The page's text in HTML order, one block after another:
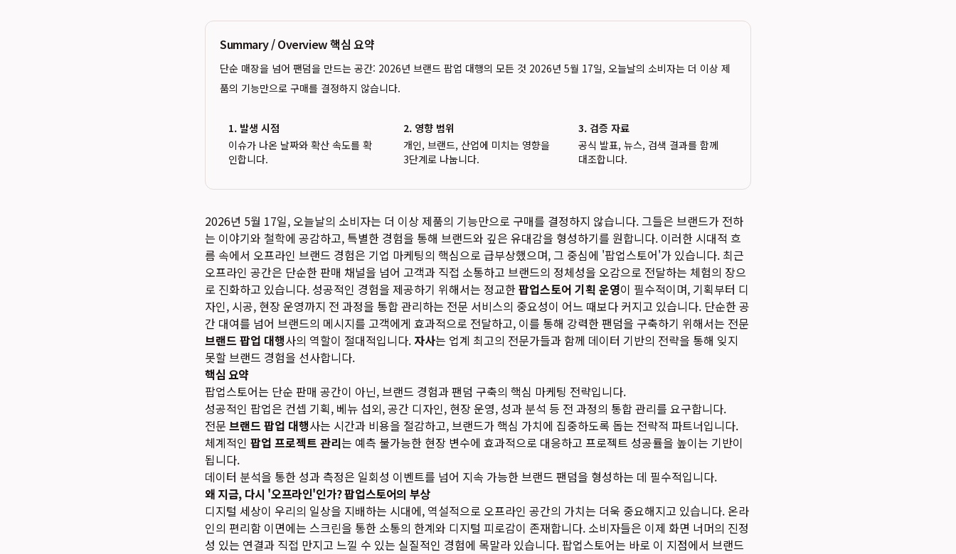
Summary / Overview 핵심 요약
단순 매장을 넘어 팬덤을 만드는 공간: 2026년 브랜드 팝업 대행의 모든 것 2026년 5월 17일, 오늘날의 소비자는 더 이상 제
품의 기능만으로 구매를 결정하지 않습니다.
1. 발생 시점
이슈가 나온 날짜와 확산 속도를 확
인합니다.
2. 영향 범위
개인, 브랜드, 산업에 미치는 영향을
3단계로 나눕니다.
3. 검증 자료
공식 발표, 뉴스, 검색 결과를 함께
대조합니다.
2026년 5월 17일, 오늘날의 소비자는 더 이상 제품의 기능만으로 구매를 결정하지 않습니다. 그들은 브랜드가 전하
는 이야기와 철학에 공감하고, 특별한 경험을 통해 브랜드와 깊은 유대감을 형성하기를 원합니다. 이러한 시대적 흐
름 속에서 오프라인 브랜드 경험은 기업 마케팅의 핵심으로 급부상했으며, 그 중심에 '팝업스토어'가 있습니다. 최근
오프라인 공간은 단순한 판매 채널을 넘어 고객과 직접 소통하고 브랜드의 정체성을 오감으로 전달하는 체험의 장으
로 진화하고 있습니다. 성공적인 경험을 제공하기 위해서는 정교한팝업스토어 기획 운영이 필수적이며, 기획부터 디
자인, 시공, 현장 운영까지 전 과정을 통합 관리하는 전문 서비스의 중요성이 어느 때보다 커지고 있습니다. 단순한 공
간 대여를 넘어 브랜드의 메시지를 고객에게 효과적으로 전달하고, 이를 통해 강력한 팬덤을 구축하기 위해서는 전문
브랜드 팝업 대행사의 역할이 절대적입니다. 자사는 업계 최고의 전문가들과 함께 데이터 기반의 전략을 통해 잊지
못할 브랜드 경험을 선사합니다.
핵심 요약
팝업스토어는 단순 판매 공간이 아닌, 브랜드 경험과 팬덤 구축의 핵심 마케팅 전략입니다.
성공적인 팝업은 컨셉 기획, 베뉴 섭외, 공간 디자인, 현장 운영, 성과 분석 등 전 과정의 통합 관리를 요구합니다.
전문 브랜드 팝업 대행사는 시간과 비용을 절감하고, 브랜드가 핵심 가치에 집중하도록 돕는 전략적 파트너입니다.
체계적인 팝업 프로젝트 관리는 예측 불가능한 현장 변수에 효과적으로 대응하고 프로젝트 성공률을 높이는 기반이
됩니다.
데이터 분석을 통한 성과 측정은 일회성 이벤트를 넘어 지속 가능한 브랜드 팬덤을 형성하는 데 필수적입니다.
왜 지금, 다시 '오프라인'인가? 팝업스토어의 부상
디지털 세상이 우리의 일상을 지배하는 시대에, 역설적으로 오프라인 공간의 가치는 더욱 중요해지고 있습니다. 온라
인의 편리함 이면에는 스크린을 통한 소통의 한계와 디지털 피로감이 존재합니다. 소비자들은 이제 화면 너머의 진정
성 있는 연결과 직접 만지고 느낄 수 있는 실질적인 경험에 목말라 있습니다. 팝업스토어는 바로 이 지점에서 브랜드